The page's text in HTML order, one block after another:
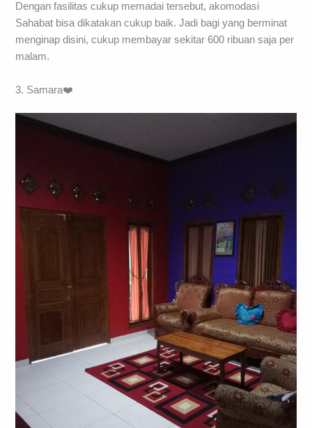
Dengan fasilitas cukup memadai tersebut, akomodasi
Sahabat bisa dikatakan cukup baik. Jadi bagi yang berminat
menginap disini, cukup membayar sekitar 600 ribuan saja per
malam.
3. Samara❤️